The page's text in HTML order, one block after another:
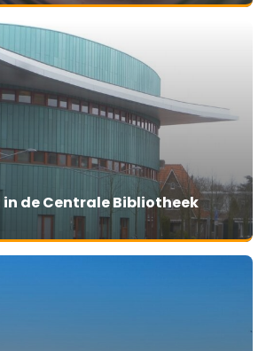
de Centrale Bibliotheek